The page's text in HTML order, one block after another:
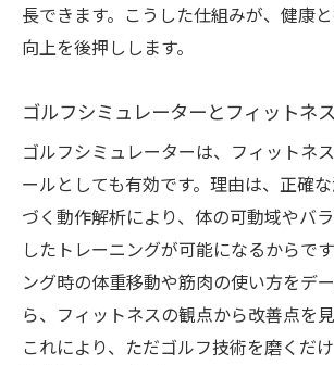
長できます。こうした仕組みが、健康
向上を後押しします。
ゴルフシミュレーターとフィットネ
ゴルフシミュレーターは、フィットネ
ールとしても有効です。理由は、正確
づく動作解析により、体の可動域やバ
したトレーニングが可能になるからで
ング時の体重移動や筋肉の使い方をデ
ら、フィットネスの観点から改善点を
これにより、ただゴルフ技術を磨くだ